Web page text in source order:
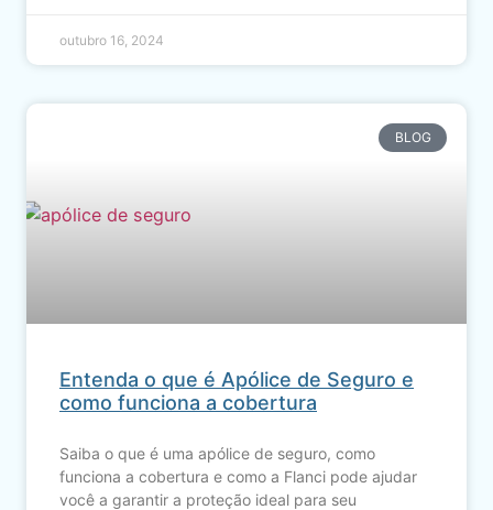
outubro 16, 2024
BLOG
Entenda o que é Apólice de Seguro e
como funciona a cobertura
Saiba o que é uma apólice de seguro, como
funciona a cobertura e como a Flanci pode ajudar
você a garantir a proteção ideal para seu